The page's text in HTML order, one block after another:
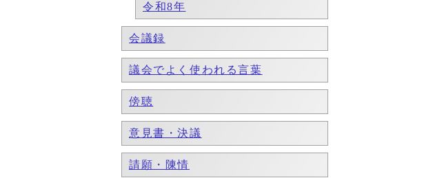
令和8年
会議録
議会でよく使われる言葉
傍聴
意見書・決議
請願・陳情